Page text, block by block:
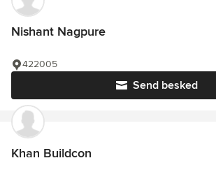
Nishant Nagpure
Send besked
422005
Khan Buildcon